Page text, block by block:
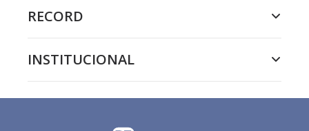
RECORD
INSTITUCIONAL